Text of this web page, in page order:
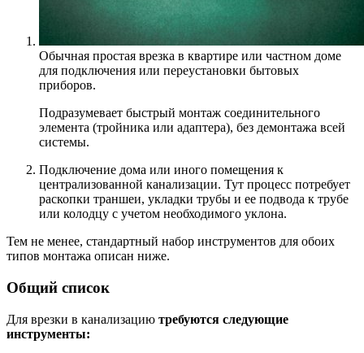
Обычная простая врезка в квартире или частном доме
для подключения или переустановки бытовых
приборов.
Подразумевает быстрый монтаж соединительного
элемента (тройника или адаптера), без демонтажа всей
системы.
Подключение дома или иного помещения к
централизованной канализации. Тут процесс потребует
раскопки траншеи, укладки трубы и ее подвода к трубе
или колодцу с учетом необходимого уклона.
Тем не менее, стандартный набор инструментов для обоих
типов монтажа описан ниже.
Общий список
Для врезки в канализацию требуются следующие
инструменты: